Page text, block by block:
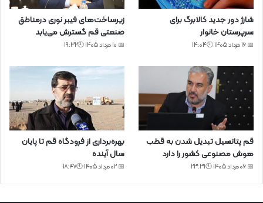
شارژ دور جدید کالابرگ برای
سرپرستان خانوار
📅 16 مرداد 1405 🕙14:04
زیرساخت‌های فیبر نوری درمناطق
صنعتی قم گسترش می‌یابد
📅 10 مرداد 1405 🕙19:32
قم پتانسیل تبدیل شدن به قطب
هوش مصنوعی کشور را دارد
📅 06 مرداد 1405 🕙23:31
بهره‌برداری از فرودگاه قم تا پایان
سال آینده
📅 02 مرداد 1405 🕙18:47